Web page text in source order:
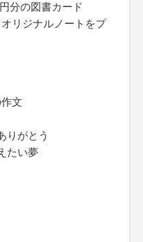
分の図書カード
リジナルノートをプ
文
りがとう
たい夢